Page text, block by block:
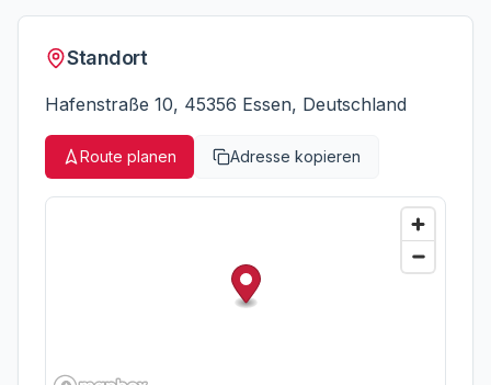
Standort
Hafenstraße 10, 45356 Essen, Deutschland
Route planen Adresse kopieren